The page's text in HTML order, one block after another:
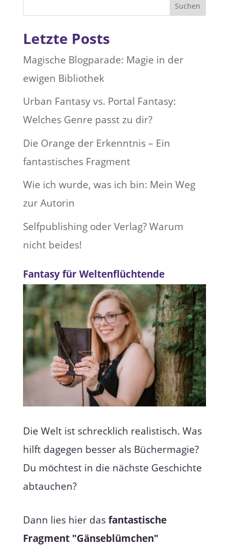
Suchen
Letzte Posts
Magische Blogparade: Magie in der
ewigen Bibliothek
Urban Fantasy vs. Portal Fantasy:
Welches Genre passt zu dir?
Die Orange der Erkenntnis – Ein
fantastisches Fragment
Wie ich wurde, was ich bin: Mein Weg
zur Autorin
Selfpublishing oder Verlag? Warum
nicht beides!
Fantasy für Weltenflüchtende
Die Welt ist schrecklich realistisch. Was
hilft dagegen besser als Büchermagie?
Du möchtest in die nächste Geschichte
abtauchen?
Dann lies hier dasfantastische
Fragment "Gänseblümchen"